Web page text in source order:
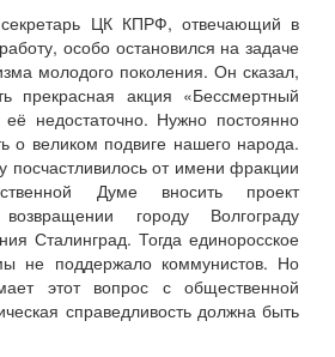
ЦК КПРФ, отвечающий в
особо остановился на задаче
молодого поколения. Он сказал,
прекрасная акция «Бессмертный
недостаточно. Нужно постоянно
о великом подвиге нашего народа.
от имени фракции
Думе вносить проект
городу Волгограду
Сталинград. Тогда единоросское
не поддержало коммунистов. Но
этот вопрос с общественной
справедливость должна быть